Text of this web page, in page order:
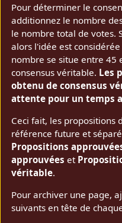
Pour déterminer le
additionnez le nombre
le nombre total de votes.
alors l'idée est
nombre se situe entre 45
consensus véritable. Les
obtenu de consensus
attente pour un temps
Ceci fait, les propositions
référence future et
Propositions
approuvées et
véritable.
Pour archiver une page,
suivants en tête de